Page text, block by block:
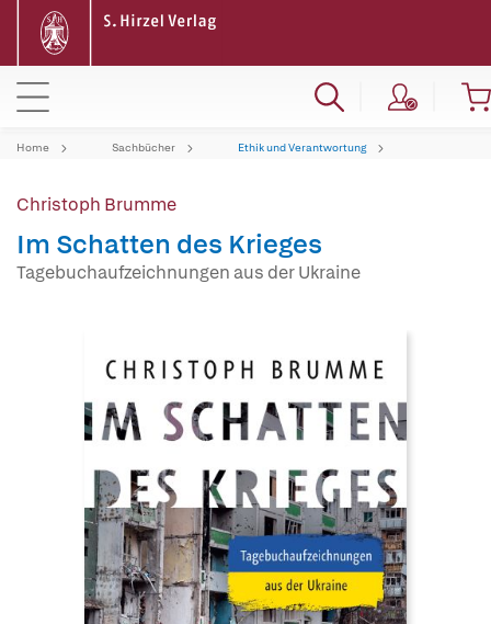
Home Sachbücher Ethik und Verantwortung
Christoph Brumme
Im Schatten des Krieges
Tagebuchaufzeichnungen aus der Ukraine